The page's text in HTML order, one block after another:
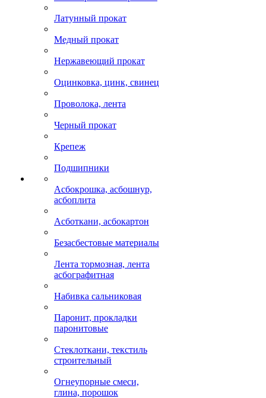
Латунный прокат
Медный прокат
Нержавеющий прокат
Оцинковка, цинк, свинец
Проволока, лента
Черный прокат
Крепеж
Подшипники
Асбокрошка, асбошнур,
асбоплита
Асботкани, асбокартон
Безасбестовые материалы
Лента тормозная, лента
асбографитная
Набивка сальниковая
Паронит, прокладки
паронитовые
Стеклоткани, текстиль
строительный
Огнеупорные смеси,
глина, порошок